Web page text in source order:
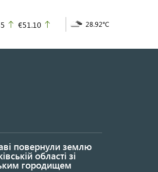
up
€51.10 28.92°C
повернули землю
області зі
городищем